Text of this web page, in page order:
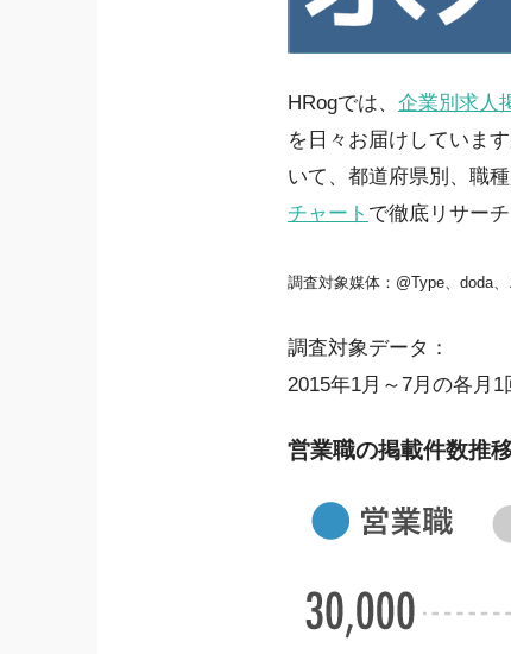
HRogでは、 企業別求人
を日々お届けしていま
いて、都道府県別、職
チャート で徹底リサー
調査対象媒体：@Type、doda
調査対象データ：
2015年1月～7月の各月
営業職の掲載件数推